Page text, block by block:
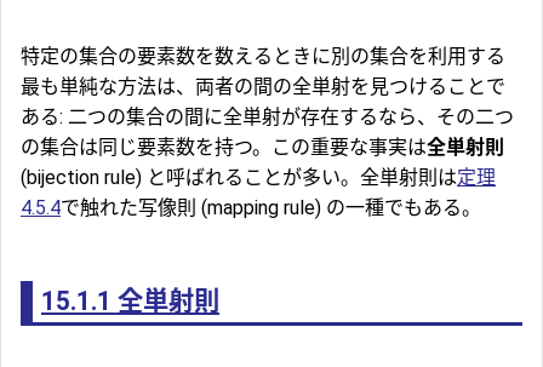
特定の集合の要素数を数えるときに別の集合を利用する
最も単純な方法は、両者の間の全単射を見つけることで
ある: 二つの集合の間に全単射が存在するなら、その二つ
の集合は同じ要素数を持つ。この重要な事実は全単射則
(bijection rule) と呼ばれることが多い。全単射則は定理
4.5.4で触れた写像則 (mapping rule) の一種でもある。
15.1.1 全単射則